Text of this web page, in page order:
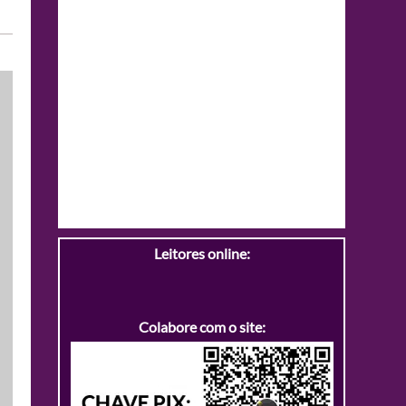
Leitores online:
Colabore com o site: